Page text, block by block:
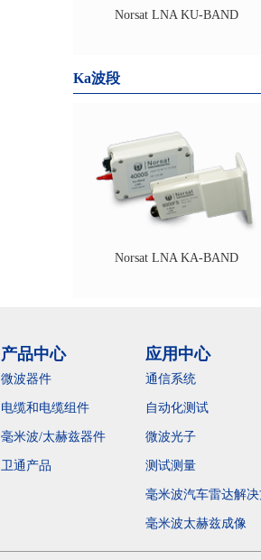
Norsat LNA KU-BAND
Ka波段
Norsat LNA KA-BAND
产品中心
微波器件
电缆和电缆组件
毫米波/太赫兹器件
卫通产品
应用中心
通信系统
自动化测试
微波光子
测试测量
毫米波汽车雷达解
毫米波太赫兹成